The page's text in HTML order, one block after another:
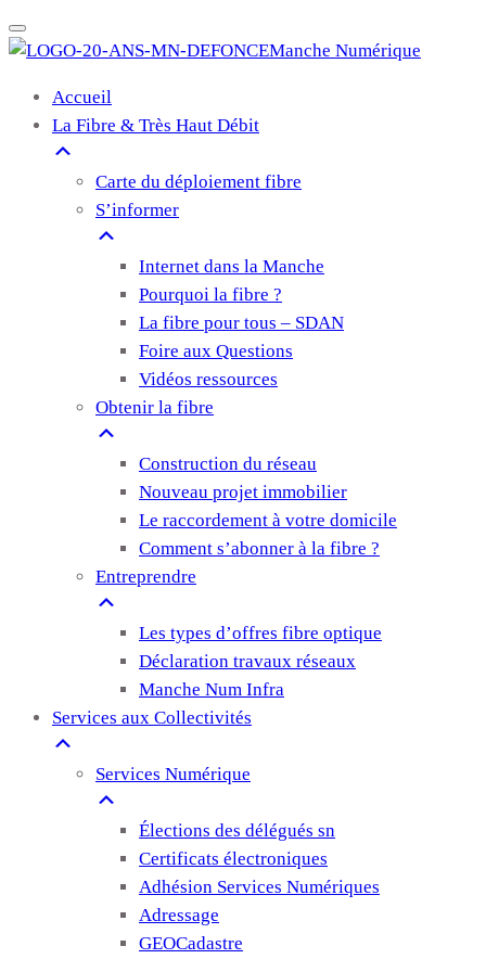
Manche Numérique
Accueil
La Fibre & Très Haut Débit
Carte du déploiement fibre
S’informer
Internet dans la Manche
Pourquoi la fibre ?
La fibre pour tous – SDAN
Foire aux Questions
Vidéos ressources
Obtenir la fibre
Construction du réseau
Nouveau projet immobilier
Le raccordement à votre domicile
Comment s’abonner à la fibre ?
Entreprendre
Les types d’offres fibre optique
Déclaration travaux réseaux
Manche Num Infra
Services aux Collectivités
Services Numérique
Élections des délégués sn
Certificats électroniques
Adhésion Services Numériques
Adressage
GEOCadastre